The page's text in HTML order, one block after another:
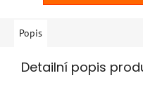
Popis
Detailní popis